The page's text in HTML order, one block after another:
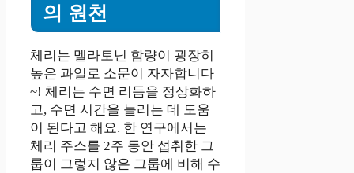
의 원천
체리는 멜라토닌 함량이 굉장히
높은 과일로 소문이 자자합니다
~! 체리는 수면 리듬을 정상화하
고, 수면 시간을 늘리는 데 도움
이 된다고 해요. 한 연구에서는
체리 주스를 2주 동안 섭취한 그
룹이 그렇지 않은 그룹에 비해 수